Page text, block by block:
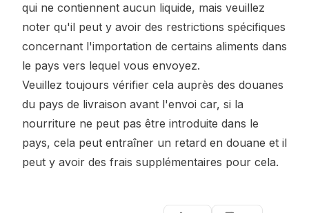
qui ne contiennent aucun liquide, mais veuillez
noter qu'il peut y avoir des restrictions spécifiques
concernant l'importation de certains aliments dans
le pays vers lequel vous envoyez.
Veuillez toujours vérifier cela auprès des douanes
du pays de livraison avant l'envoi car, si la
nourriture ne peut pas être introduite dans le
pays, cela peut entraîner un retard en douane et il
peut y avoir des frais supplémentaires pour cela.